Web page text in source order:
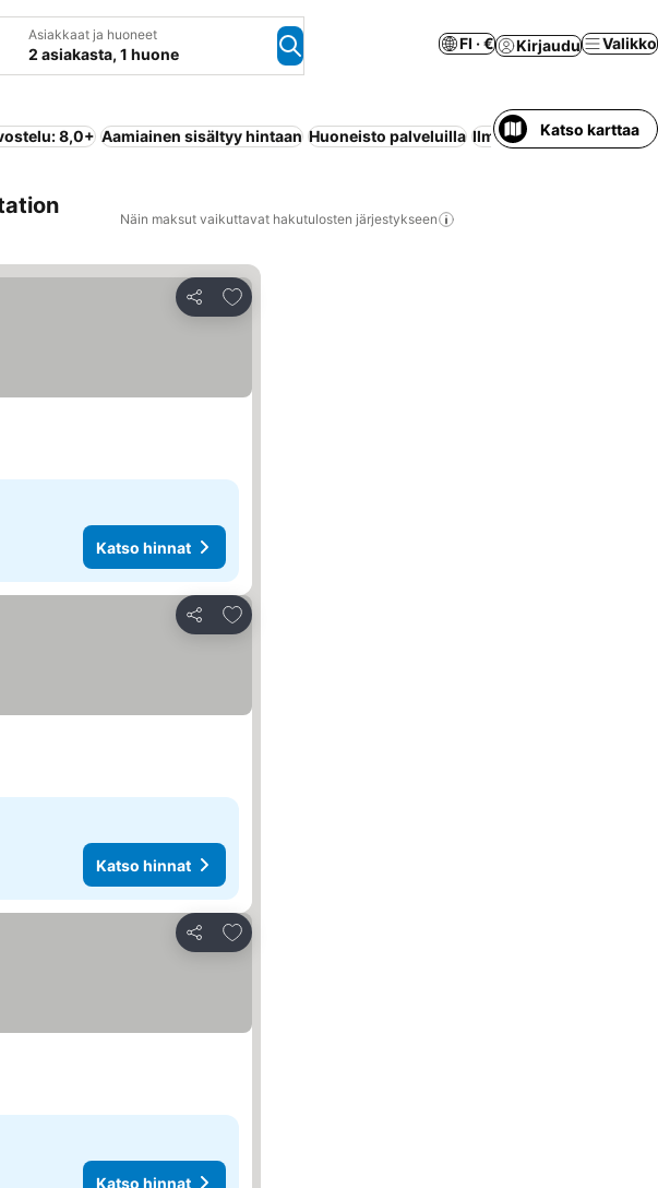
Asiakkaat ja huoneet
2 asiakasta, 1 huone
FI · € Kirjaudu Valikko
8,0+ Aamiainen sisältyy hintaan Huoneisto palveluilla Ilmastointi Wi-Fi Uima-
Katso karttaa
Näin maksut vaikuttavat hakutulosten järjestykseen
Jaa
Lisää suosikkeihin
Katso hinnat
Jaa
Lisää suosikkeihin
Katso hinnat
Jaa
Lisää suosikkeihin
Katso hinnat